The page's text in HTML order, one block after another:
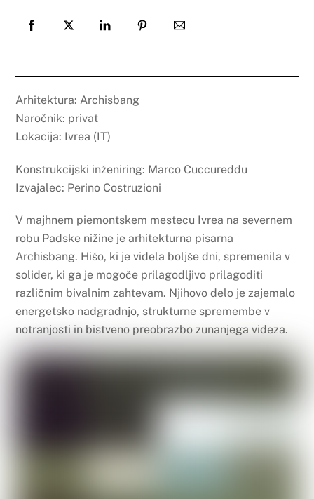
Arhitektura: Archisbang
Naročnik: privat
Lokacija: Ivrea (IT)
Konstrukcijski inženiring: Marco Cuccureddu
Izvajalec: Perino Costruzioni
V majhnem piemontskem mestecu Ivrea na severnem
robu Padske nižine je arhitekturna pisarna
Archisbang. Hišo, ki je videla boljše dni, spremenila v
solider, ki ga je mogoče prilagodljivo prilagoditi
različnim bivalnim zahtevam. Njihovo delo je zajemalo
energetsko nadgradnjo, strukturne spremembe v
notranjosti in bistveno preobrazbo zunanjega videza.